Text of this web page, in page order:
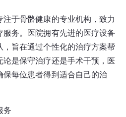
注于骨骼健康的专业机构，致力
务。医院拥有先进的医疗设备
旨在通过个性化的治疗方案帮
是保守治疗还是手术干预，医
每位患者得到适合自己的治
务